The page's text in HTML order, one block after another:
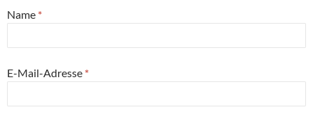
Name *
E-Mail-Adresse *